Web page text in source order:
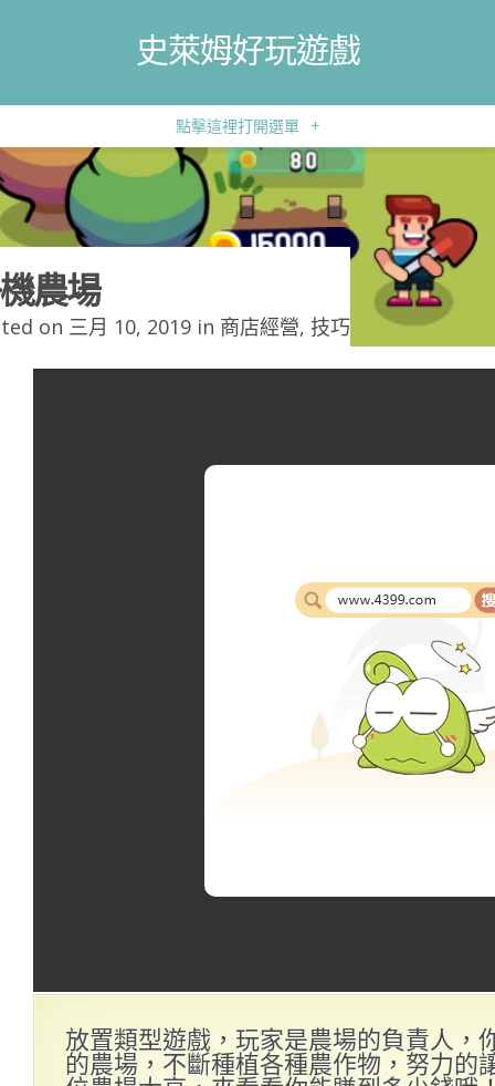
史萊姆好玩遊戲
點擊這裡打開選單 +
農場
on 三月 10, 2019 in 商店經營, 技巧
放置類型遊戲，玩家是農場的負責人，
的農場，不斷種植各種農作物，努力的